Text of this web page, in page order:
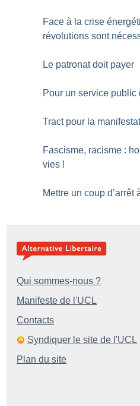
Face à la crise
révolutions sont
Le patronat doit payer
Pour un service public
Tract pour la
Fascisme, racisme :
vies !
Mettre un coup
Qui sommes-nous ?
Manifeste de l'UCL
Contacts
Syndiquer le site de l'UCL
Plan du site